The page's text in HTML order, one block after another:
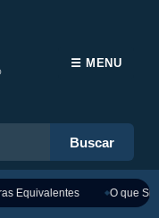
Buscar
☰ MENU
Equivalentes O que